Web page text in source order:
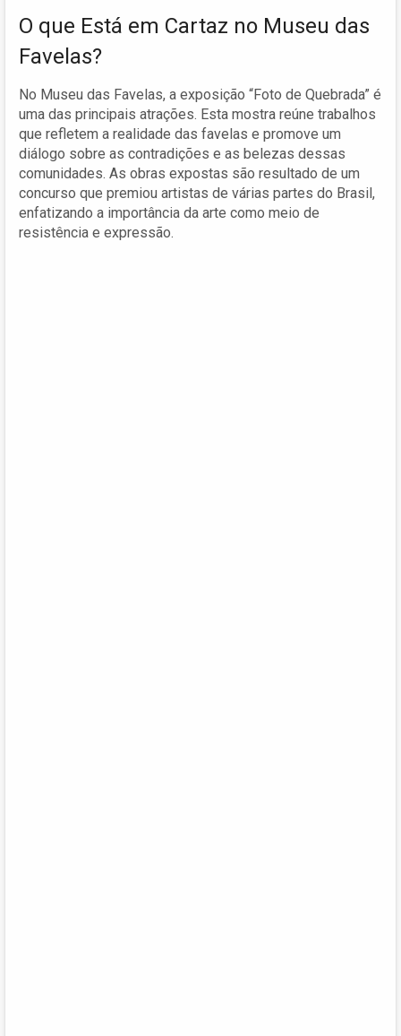
O que Está em Cartaz no Museu das
Favelas?
No Museu das Favelas, a exposição “Foto de Quebrada” é
uma das principais atrações. Esta mostra reúne trabalhos
que refletem a realidade das favelas e promove um
diálogo sobre as contradições e as belezas dessas
comunidades. As obras expostas são resultado de um
concurso que premiou artistas de várias partes do Brasil,
enfatizando a importância da arte como meio de
resistência e expressão.